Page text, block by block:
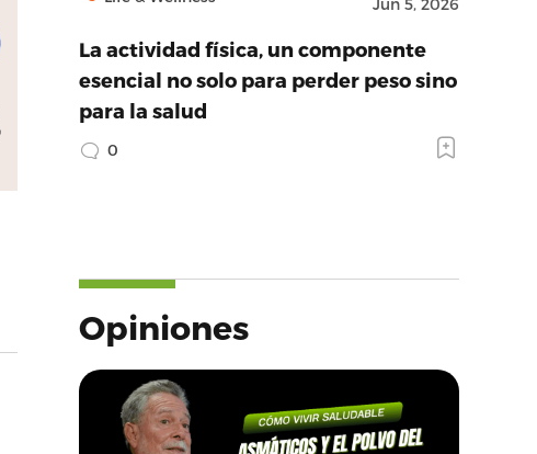
Jun 5, 2026
La actividad física, un componente
esencial no solo para perder peso sino
para la salud
0
Opiniones